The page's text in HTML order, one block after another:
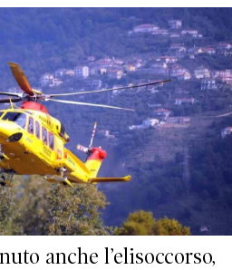
anche l’elisoccorso,